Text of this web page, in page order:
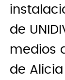
de
medios
de Alicia